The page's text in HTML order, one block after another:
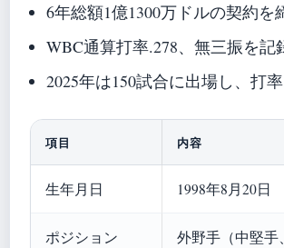
6年総額1億1300万ドルの契約を
WBC通算打率.278、無三振を記
2025年は150試合に出場し、打
項目 内容
生年月日 1998年8月20日
ポジション 外野手（中堅手